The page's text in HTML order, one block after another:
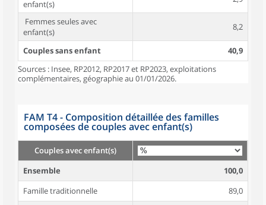
enfant(s)
Femmes seules avec
enfant(s)
8,2
Couples sans enfant
40,9
Sources : Insee, RP2012, RP2017 et RP2023, exploitations
complémentaires, géographie au 01/01/2026.
FAM T4 - Composition détaillée des familles
composées de couples avec enfant(s)
Couples avec enfant(s)
Ensemble
100,0
Famille traditionnelle
89,0